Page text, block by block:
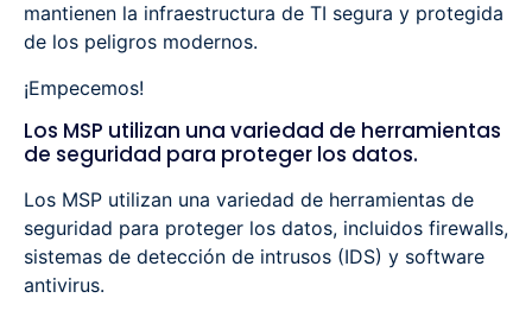
mantienen la infraestructura de TI segura y protegida
de los peligros modernos.
¡Empecemos!
Los MSP utilizan una variedad de herramientas
de seguridad para proteger los datos.
Los MSP utilizan una variedad de herramientas de
seguridad para proteger los datos, incluidos firewalls,
sistemas de detección de intrusos (IDS) y software
antivirus.